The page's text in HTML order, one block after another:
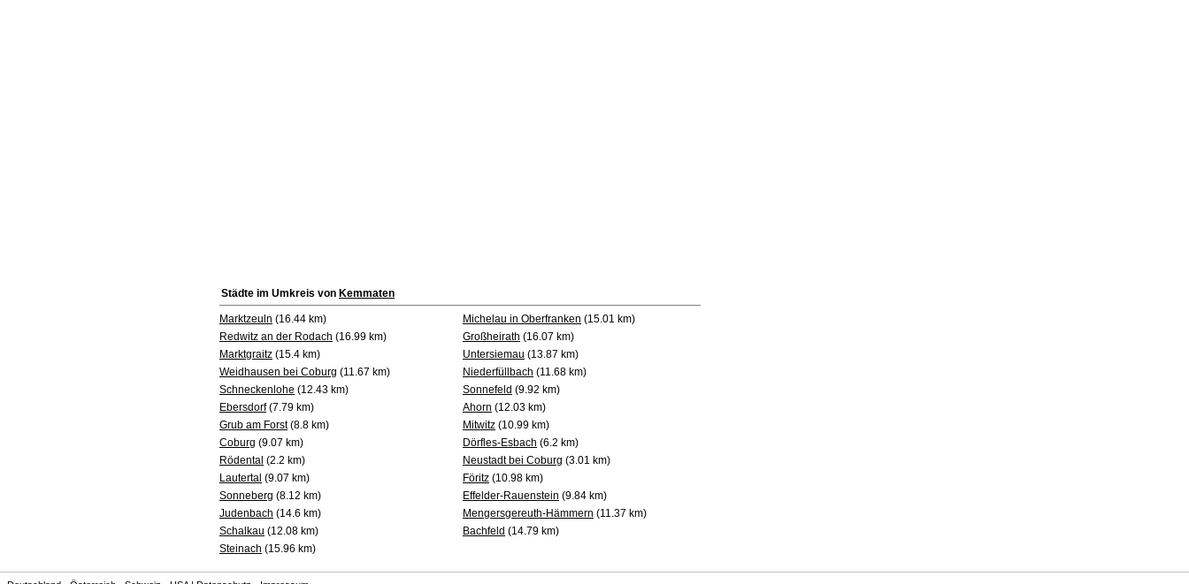
Städte im Umkreis von Kemmaten
Marktzeuln (16.44 km) Michelau in Oberfranken (15.01 km)
Redwitz an der Rodach (16.99 km) Großheirath (16.07 km)
Marktgraitz (15.4 km) Untersiemau (13.87 km)
Weidhausen bei Coburg (11.67 km) Niederfüllbach (11.68 km)
Schneckenlohe (12.43 km) Sonnefeld (9.92 km)
Ebersdorf(7.79 km) Ahorn (12.03 km)
Grub am Forst(8.8 km) Mitwitz (10.99 km)
Coburg (9.07 km) Dörfles-Esbach (6.2 km)
Rödental (2.2 km) Neustadt bei Coburg (3.01 km)
Lautertal (9.07 km) Föritz (10.98 km)
Sonneberg (8.12 km) Effelder-Rauenstein (9.84 km)
Judenbach (14.6 km) Mengersgereuth-Hämmern (11.37 km)
Schalkau (12.08 km) Bachfeld (14.79 km)
Steinach (15.96 km)